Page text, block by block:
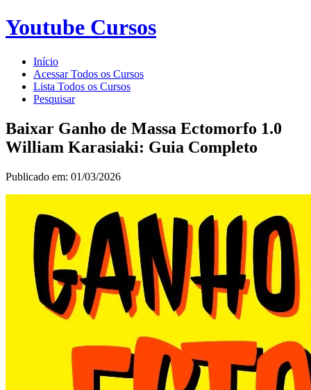
Youtube Cursos
Início
Acessar Todos os Cursos
Lista Todos os Cursos
Pesquisar
Baixar Ganho de Massa Ectomorfo 1.0
William Karasiaki: Guia Completo
Publicado em: 01/03/2026